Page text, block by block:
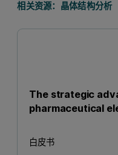
相关资源：晶体结构分析
The strategic
pharmaceutical
白皮书